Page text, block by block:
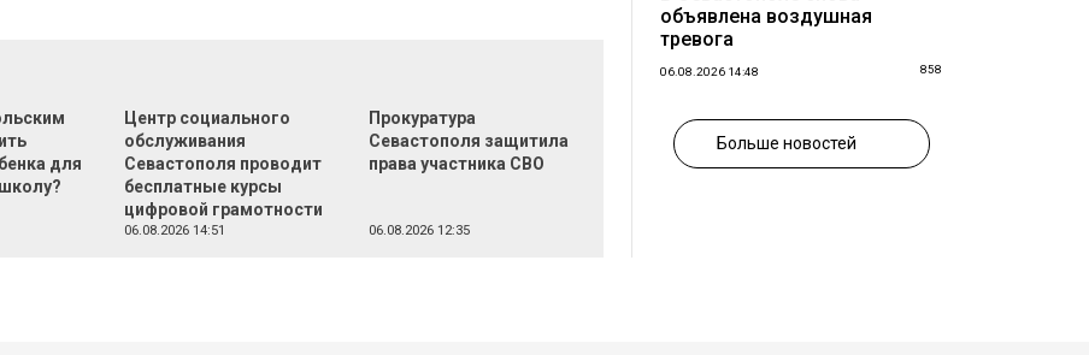
для
Центр социального
обслуживания
Севастополя проводит
бесплатные курсы
цифровой грамотности
06.08.2026 14:51
Прокуратура
Севастополя защитила
права участника СВО
06.08.2026 12:35
объявлена воздушная
тревога
06.08.2026 14:48 858
Больше новостей